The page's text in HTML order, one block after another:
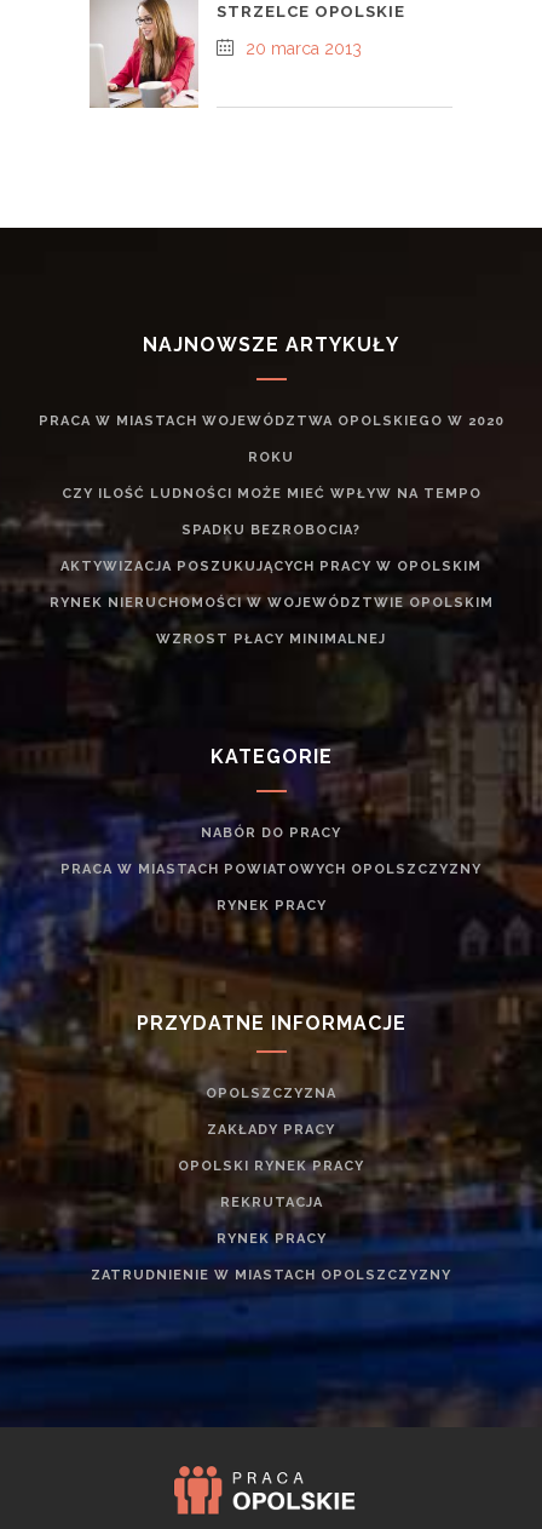
STRZELCE OPOLSKIE
20 marca 2013
NAJNOWSZE ARTYKUŁY
PRACA W MIASTACH WOJEWÓDZTWA OPOLSKIEGO W 2020
ROKU
CZY ILOŚĆ LUDNOŚCI MOŻE MIEĆ WPŁYW NA TEMPO
SPADKU BEZROBOCIA?
AKTYWIZACJA POSZUKUJĄCYCH PRACY W OPOLSKIM
RYNEK NIERUCHOMOŚCI W WOJEWÓDZTWIE OPOLSKIM
WZROST PŁACY MINIMALNEJ
KATEGORIE
NABÓR DO PRACY
PRACA W MIASTACH POWIATOWYCH OPOLSZCZYZNY
RYNEK PRACY
PRZYDATNE INFORMACJE
OPOLSZCZYZNA
ZAKŁADY PRACY
OPOLSKI RYNEK PRACY
REKRUTACJA
RYNEK PRACY
ZATRUDNIENIE W MIASTACH OPOLSZCZYZNY